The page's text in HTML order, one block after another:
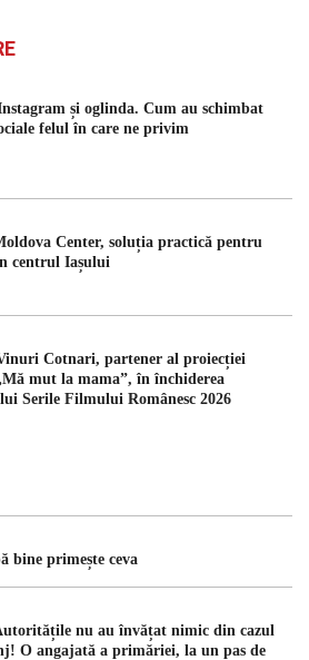
și oglinda. Cum au schimbat
felul în care ne privim
Center, soluția practică pentru
centrul Iașului
Cotnari, partener al proiecției
mut la mama”, în închiderea
Serile Filmului Românesc 2026
bine primește ceva
nu au învățat nimic din cazul
O angajată a primăriei, la un pas de